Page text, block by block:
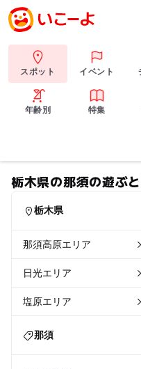
スポット イベント
年齢別 特集
栃木県の那須の遊ぶ
栃木県
那須高原エリア
日光エリア
塩原エリア
那須